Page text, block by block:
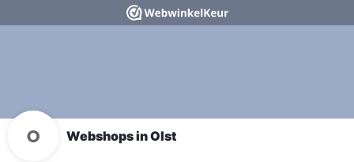
Webshops in Olst